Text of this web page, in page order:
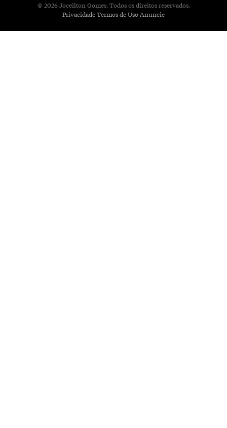
© 2026 Joceilton Gomes. Todos os direitos reservados.
PrivacidadeTermos de UsoAnuncie